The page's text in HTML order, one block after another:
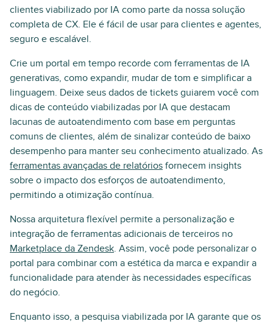
clientes viabilizado por IA como parte da nossa solução
completa de CX. Ele é fácil de usar para clientes e agentes,
seguro e escalável.
Crie um portal em tempo recorde com ferramentas de IA
generativas, como expandir, mudar de tom e simplificar a
linguagem. Deixe seus dados de tickets guiarem você com
dicas de conteúdo viabilizadas por IA que destacam
lacunas de autoatendimento com base em perguntas
comuns de clientes, além de sinalizar conteúdo de baixo
desempenho para manter seu conhecimento atualizado. As
ferramentas avançadas de relatórios fornecem insights
sobre o impacto dos esforços de autoatendimento,
permitindo a otimização contínua.
Nossa arquitetura flexível permite a personalização e
integração de ferramentas adicionais de terceiros no
Marketplace da Zendesk. Assim, você pode personalizar o
portal para combinar com a estética da marca e expandir a
funcionalidade para atender às necessidades específicas
do negócio.
Enquanto isso, a pesquisa viabilizada por IA garante que os